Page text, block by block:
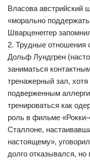
Власова австрийский
«морально
Шварценеггер
2. Трудные отношения
Дольф Лундгрен
заниматься
тренажерный зал,
подверженным
тренироваться как
роль в фильме
Сталлоне,
настоящему»,
долго отказывался, но